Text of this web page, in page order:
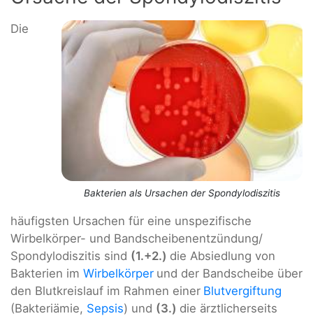
Bakterien als Ursachen der Spondylodiszitis
Die
häufigsten Ursachen für eine unspezifische
Wirbelkörper- und Bandscheibenentzündung/
Spondylodiszitis sind (1.+2.) die Absiedlung von
Bakterien im Wirbelkörper und der Bandscheibe über
den Blutkreislauf im Rahmen einer Blutvergiftung
(Bakteriämie, Sepsis) und (3.) die ärztlicherseits